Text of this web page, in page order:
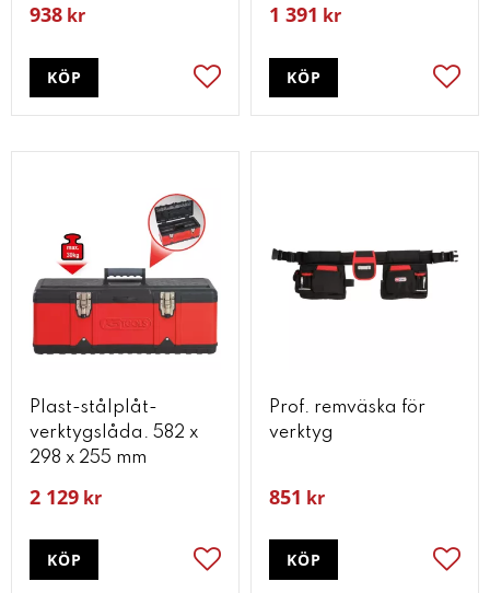
938 kr
Lägg till i favoriter
KÖP
1 391 kr
KÖP
Plast-stålplåt-
verktygslåda. 582 x
298 x 255 mm
2 129 kr
Lägg till i favoriter
KÖP
Prof. remväska för
verktyg
851 kr
KÖP